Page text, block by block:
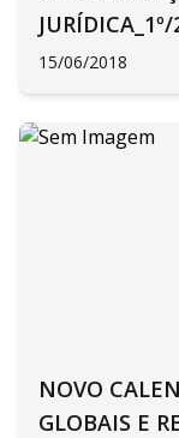
15/06/2018
NOVO
GLOBAIS E